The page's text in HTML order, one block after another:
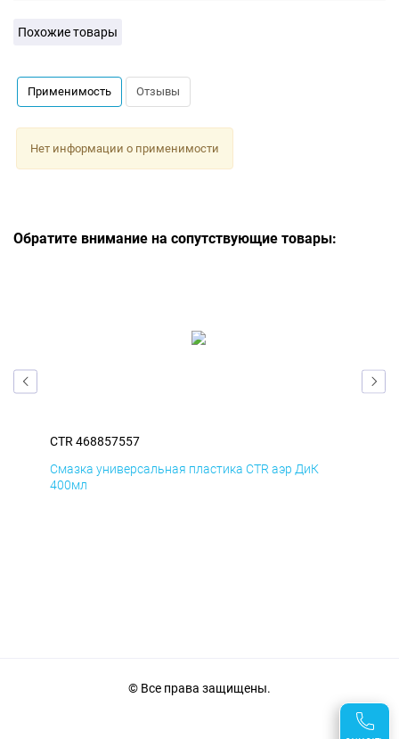
Похожие товары
Применимость Отзывы
Нет информации о применимости
Обратите внимание на сопутствующие товары:
CTR 468857557
Смазка универсальная пластика CTR аэр ДиК
400мл
© Все права защищены.